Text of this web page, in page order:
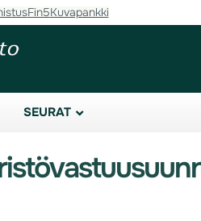
Fin5Kuvapankki
SEURAT